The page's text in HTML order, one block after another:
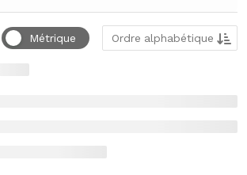
Métrique Trier par
Ordre alphabétique